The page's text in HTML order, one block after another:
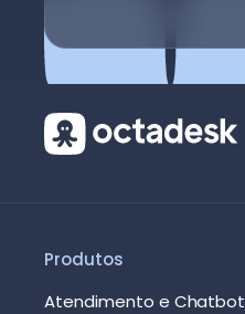
Produtos
Atendimento e Chatbot